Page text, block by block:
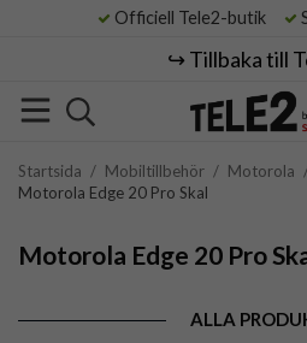
Officiell Tele2-butik
↪️ Tillbaka till
Startsida / Mobiltillbehör / Motorola
Motorola Edge 20 Pro Skal
Motorola Edge 20 Pro
ALLA